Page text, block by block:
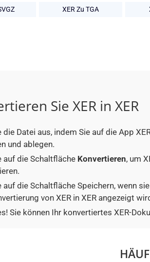
XER Zu TGA
Sie XER in XER
die Datei aus, indem Sie auf die App
und ablegen.
auf die Schaltfläche Konvertieren, um
auf die Schaltfläche Speichern, wenn
von XER in XER angezeigt
Sie können Ihr konvertiertes XER-